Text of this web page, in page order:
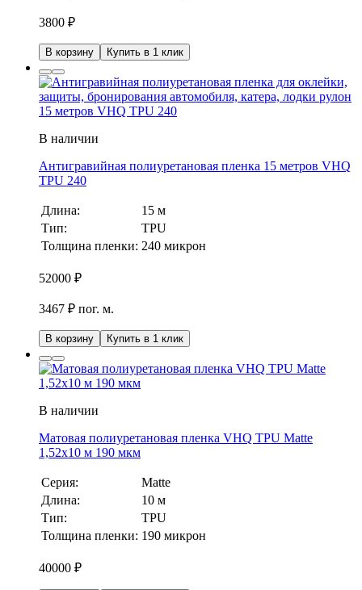
3800 ₽
В корзину Купить в 1 клик
В наличии
Антигравийная полиуретановая пленка 15 метров VHQ
TPU 240
Длина:
15 м
Тип:
TPU
Толщина пленки: 240 микрон
52000 ₽
3467 ₽ пог. м.
В корзину Купить в 1 клик
В наличии
Матовая полиуретановая пленка VHQ TPU Matte
1,52х10 м 190 мкм
Серия:
Matte
Длина:
10 м
Тип:
TPU
Толщина пленки: 190 микрон
40000 ₽